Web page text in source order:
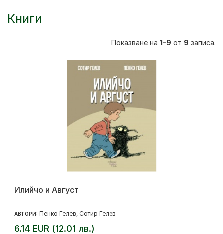
Книги
Показване на 1-9 от 9 записа.
Илийчо и Август
АВТОРИ: Пенко Гелев Сотир Гелев
6.14 EUR (12.01 лв.)